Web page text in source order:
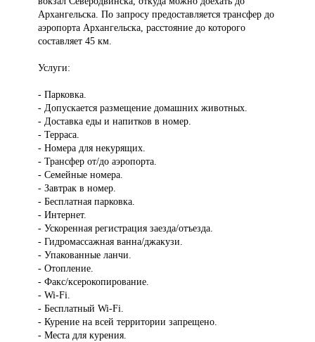
Архангельска. По запросу предоставляется трансфер до
аэропорта Архангельска, расстояние до которого
составляет 45 км.
Услуги:
- Парковка.
- Допускается размещение домашних животных.
- Доставка еды и напитков в номер.
- Терраса.
- Номера для некурящих.
- Трансфер от/до аэропорта.
- Семейные номера.
- Завтрак в номер.
- Бесплатная парковка.
- Интернет.
- Ускоренная регистрация заезда/отъезда.
- Гидромассажная ванна/джакузи.
- Упакованные ланчи.
- Отопление.
- Факс/ксерокопирование.
- Wi-Fi.
- Бесплатный Wi-Fi.
- Курение на всей территории запрещено.
- Места для курения.